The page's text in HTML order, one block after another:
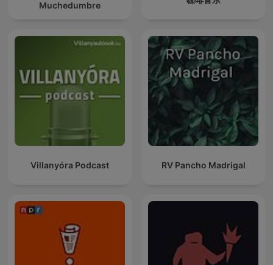
Muchedumbre
Villanyóra Podcast RV Pancho Madrigal